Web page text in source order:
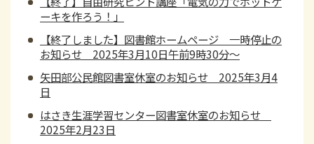
ーキを作ろう！」
【終了しました】図書館ホームページ 一時停止の
お知らせ 2025年3月10日午前9時30分～
矢田部公民館図書室休室のお知らせ 2025年3月4
日
はさき生涯学習センター図書室休室のお知らせ
2025年2月23日